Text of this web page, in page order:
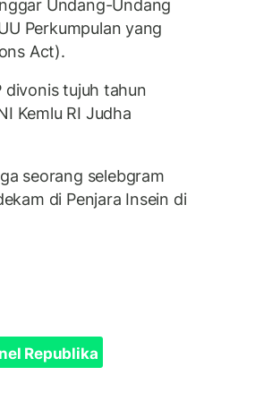
Undang-Undang
Perkumpulan yang
Act).
divonis tujuh tahun
Kemlu RI Judha
seorang selebgram
di Penjara Insein di
Republika